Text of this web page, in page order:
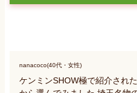
nanacoco(40代・女性)
ケンミンSHOW極で紹介され